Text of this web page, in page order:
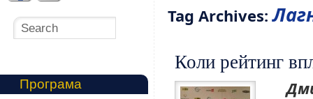
Tag Archives:
Коли рейтинг
Програма